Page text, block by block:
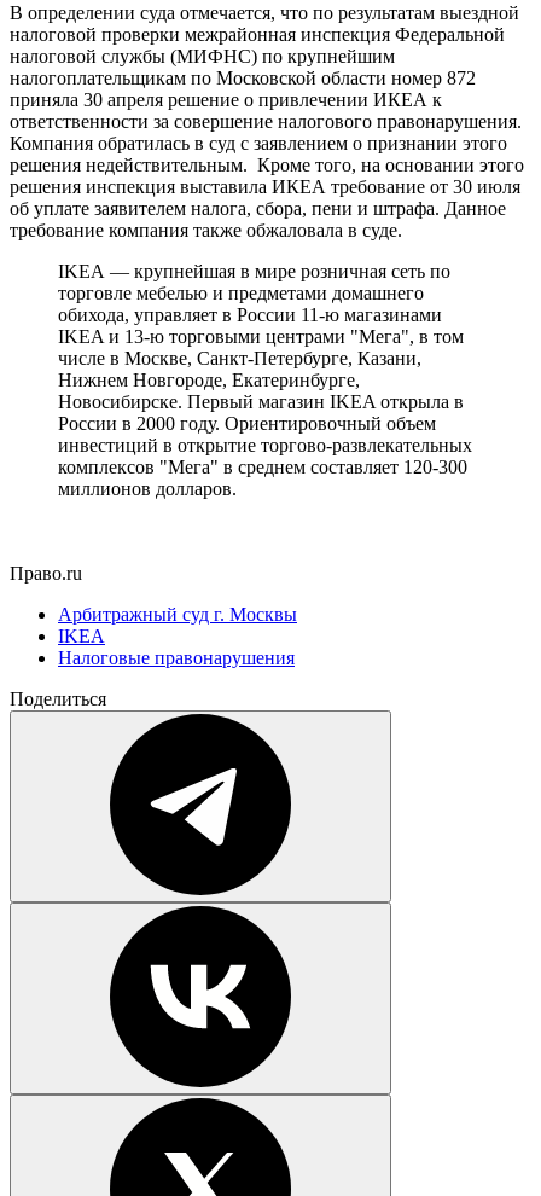
В определении суда отмечается, что по результатам выездной
налоговой проверки межрайонная инспекция Федеральной
налоговой службы (МИФНС) по крупнейшим
налогоплательщикам по Московской области номер 872
приняла 30 апреля решение о привлечении ИКЕА к
ответственности за совершение налогового правонарушения.
Компания обратилась в суд с заявлением о признании этого
решения недействительным. Кроме того, на основании этого
решения инспекция выставила ИКЕА требование от 30 июля
об уплате заявителем налога, сбора, пени и штрафа. Данное
требование компания также обжаловала в суде.
IKEA — крупнейшая в мире розничная сеть по
торговле мебелью и предметами домашнего
обихода, управляет в России 11-ю магазинами
IKEA и 13-ю торговыми центрами "Мега", в том
числе в Москве, Санкт-Петербурге, Казани,
Нижнем Новгороде, Екатеринбурге,
Новосибирске. Первый магазин IKEA открыла в
России в 2000 году. Ориентировочный объем
инвестиций в открытие торгово-развлекательных
комплексов "Мега" в среднем составляет 120-300
миллионов долларов.
Право.ru
Арбитражный суд г. Москвы
IKEA
Налоговые правонарушения
Поделиться